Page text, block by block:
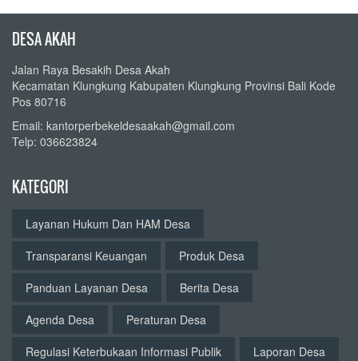
DESA AKAH
Jalan Raya Besakih Desa Akah
Kecamatan Klungkung Kabupaten Klungkung Provinsi Bali Kode
Pos 80716
Email: kantorperbekeldesaakah@gmail.com
Telp: 036623824
KATEGORI
Layanan Hukum Dan HAM Desa
Transparansi Keuangan
Produk Desa
Panduan Layanan Desa
Berita Desa
Agenda Desa
Peraturan Desa
Regulasi Keterbukaan Informasi Publik
Laporan Desa